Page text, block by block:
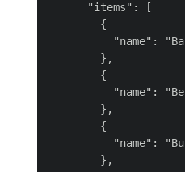
      "items": [
        {
"name":
        },
        {
"name":
        },
        {
"name":
        },